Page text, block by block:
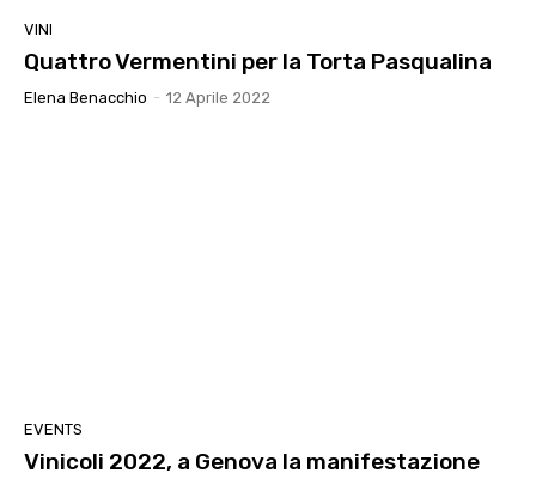
VINI
Quattro Vermentini per la Torta Pasqualina
Elena Benacchio - 12 Aprile 2022
EVENTS
Vinicoli 2022, a Genova la manifestazione